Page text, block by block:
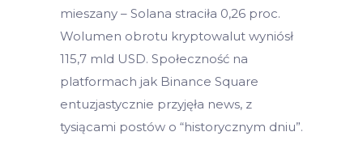
mieszany – Solana straciła 0,26 proc.
Wolumen obrotu kryptowalut wyniósł
115,7 mld USD. Społeczność na
platformach jak Binance Square
entuzjastycznie przyjęła news, z
tysiącami postów o “historycznym dniu”.